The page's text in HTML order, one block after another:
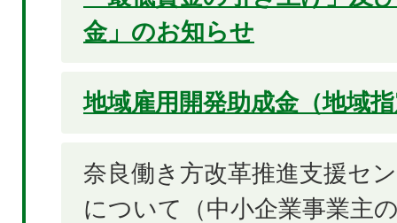
金」のお知らせ
地域雇用開発助成金（地域
奈良働き方改革推進支援セ
について（中小企業事業主